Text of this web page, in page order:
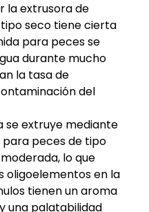
la extrusora de
seco tiene cierta
para peces se
durante mucho
la tasa de
del
se extruye mediante
peces de tipo
lo que
oligoelementos en la
tienen un aroma
una palatabilidad